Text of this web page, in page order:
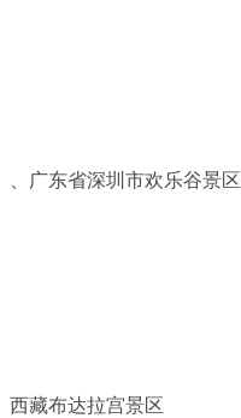
、广东省深圳市欢乐谷景区
西藏布达拉宫景区